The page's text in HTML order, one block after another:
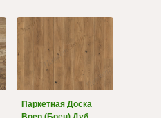
Паркетная Доска